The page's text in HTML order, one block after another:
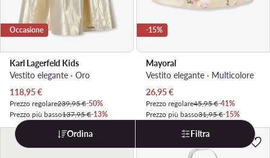
Occasione
Karl Lagerfeld Kids
Vestito elegante · Oro
Prezzo attuale
118,95€
Prezzo regolare239,95 €-50%
Prezzo più basso137,95 €-13%
-15%
Mayoral
Vestito elegante · Multicolore
Prezzo attuale
26,95€
Prezzo regolare45,95 €-41%
Prezzo più basso31,95 €-15%
Ordina Filtra